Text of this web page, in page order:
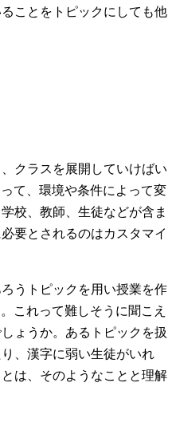
ことをトピックにしても他
クラスを展開していけばい
て、環境や条件によって変
校、教師、生徒などが含ま
要とされるのはカスタマイ
うトピックを用い授業を作
これって難しそうに聞こえ
ょうか。あるトピックを扱
、漢字に弱い生徒がいれ
は、そのようなことと理解